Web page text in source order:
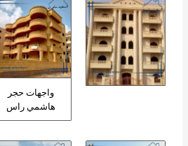
واجهات حجر
هاشمي راس